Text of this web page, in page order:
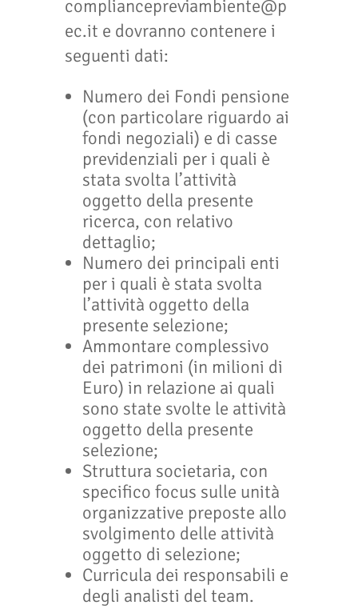
compliancepreviambiente@p
ec.it e dovranno contenere i
seguenti dati:
Numero dei Fondi pensione
(con particolare riguardo ai
fondi negoziali) e di casse
previdenziali per i quali è
stata svolta l’attività
oggetto della presente
ricerca, con relativo
dettaglio;
Numero dei principali enti
per i quali è stata svolta
l’attività oggetto della
presente selezione;
Ammontare complessivo
dei patrimoni (in milioni di
Euro) in relazione ai quali
sono state svolte le attività
oggetto della presente
selezione;
Struttura societaria, con
specifico focus sulle unità
organizzative preposte allo
svolgimento delle attività
oggetto di selezione;
Curricula dei responsabili e
degli analisti del team.